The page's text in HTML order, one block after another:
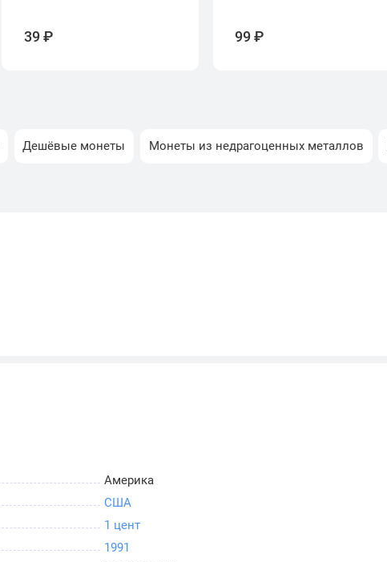
39 ₽ 99 ₽
Дешёвые монеты Монеты из недрагоценных металлов
Америка
США
1 цент
1991